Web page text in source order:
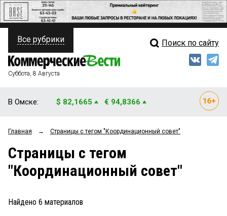
ПОЛИТИКА
ФИНАНСЫ
ОБЩЕСТВО
ЗАКОН
НОВОСТИ КОМПАНИЙ
ПРОИСШЕСТВИЯ
Свежий выпуск
Мнения
Блоги
Все рубрики Поиск по сайту
Суббота, 8 Августа
В Омске: $ 82,1665 € 94,8366
Главная → Страницы c тегом "Координационный совет"
Страницы c тегом
"Координационный совет"
Найдено 6 материалов